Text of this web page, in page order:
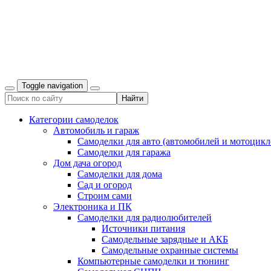
Toggle navigation
Категории самоделок
Автомобиль и гараж
Самоделки для авто (автомобилей и
Самоделки для гаража
Дом дача огород
Самоделки для дома
Сад и огород
Строим сами
Электроника и ПК
Самоделки для радиолюбителей
Источники питания
Самодельные зарядные и АКБ
Самодельные охранные системы
Компьютерные самоделки и тюнинг